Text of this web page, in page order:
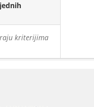
kriterijima